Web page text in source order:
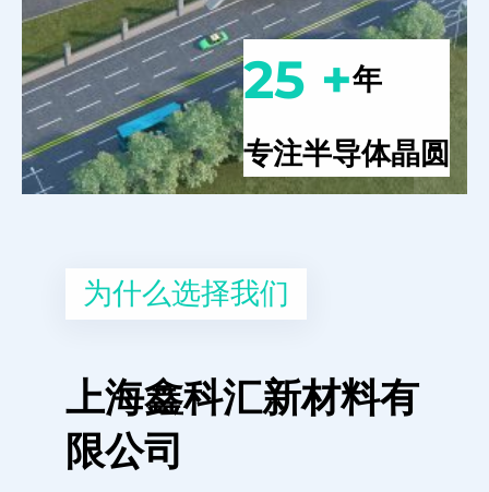
25 +年
专注半导体晶圆
为什么选择我们
上海鑫科汇新材料有
限公司